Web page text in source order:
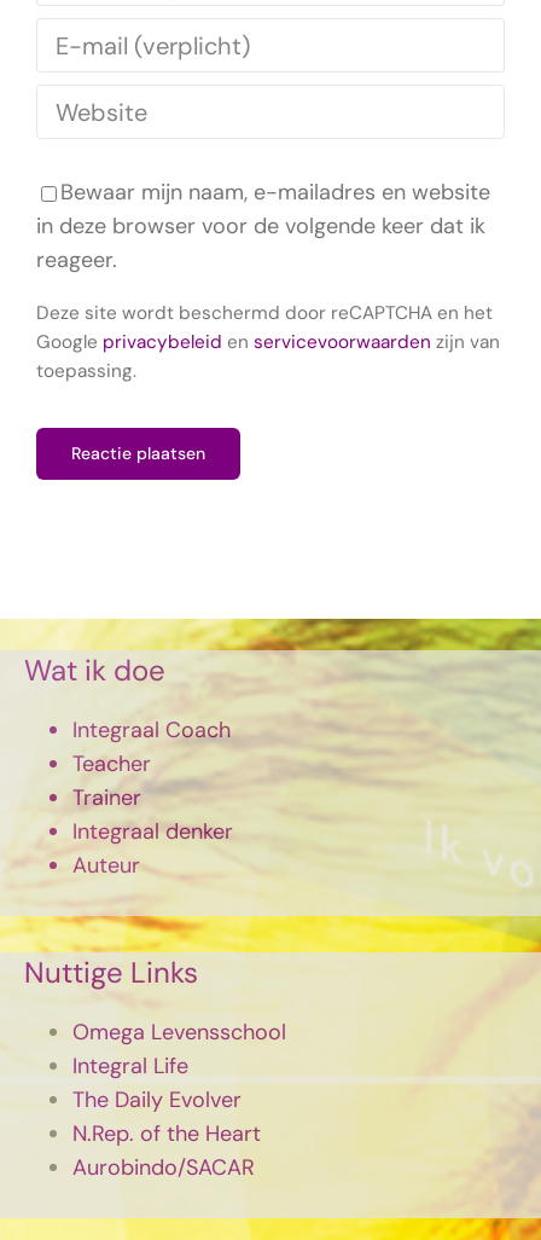
Bewaar mijn naam, e-mailadres en website
in deze browser voor de volgende keer dat ik
reageer.
Deze site wordt beschermd door reCAPTCHA en het
Google privacybeleid en servicevoorwaarden zijn van
toepassing.
Wat ik doe
Integraal Coach
Teacher
Trainer
Integraal denker
Auteur
Nuttige Links
Omega Levensschool
Integral Life
The Daily Evolver
N.Rep. of the Heart
Aurobindo/SACAR